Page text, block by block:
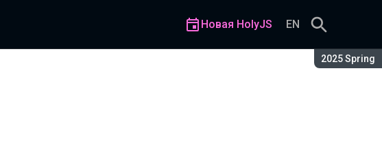
Сезон:
2025 Spring
Новая HolyJS EN